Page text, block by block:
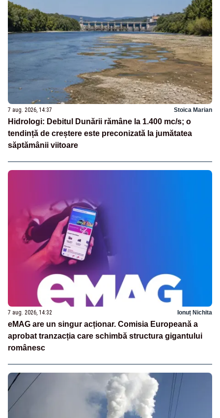
7 aug. 2026, 14:37 Stoica Marian
Hidrologi: Debitul Dunării rămâne la 1.400 mc/s; o
tendință de creștere este preconizată la jumătatea
săptămânii viitoare
7 aug. 2026, 14:32 Ionuț Nichita
eMAG are un singur acționar. Comisia Europeană a
aprobat tranzacția care schimbă structura gigantului
românesc